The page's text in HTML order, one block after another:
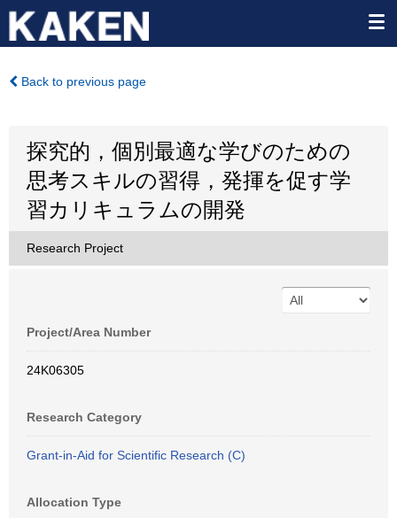
Back to previous page
探究的，個別最適な学びのための
思考スキルの習得，発揮を促す学
習カリキュラムの開発
Research Project
Project/Area Number
24K06305
Research Category
Grant-in-Aid for Scientific Research (C)
Allocation Type